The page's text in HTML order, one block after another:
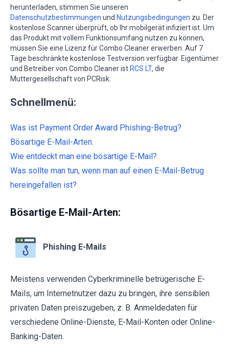
herunterladen, stimmen Sie unseren
Datenschutzbestimmungen und Nutzungsbedingungen zu. Der
kostenlose Scanner überprüft, ob Ihr mobilgerät infiziert ist. Um
das Produkt mit vollem Funktionsumfang nutzen zu können,
müssen Sie eine Lizenz für Combo Cleaner erwerben. Auf 7
Tage beschränkte kostenlose Testversion verfügbar. Eigentümer
und Betreiber von Combo Cleaner ist RCS LT, die
Muttergesellschaft von PCRisk.
Schnellmenü:
Was ist Payment Order Award Phishing-Betrug?
Bösartige E-Mail-Arten.
Wie entdeckt man eine bösartige E-Mail?
Was sollte man tun, wenn man auf einen E-Mail-Betrug
hereingefallen ist?
Bösartige E-Mail-Arten:
Phishing E-Mails
Meistens verwenden Cyberkriminelle betrügerische E-
Mails, um Internetnutzer dazu zu bringen, ihre sensiblen
privaten Daten preiszugeben, z. B. Anmeldedaten für
verschiedene Online-Dienste, E-Mail-Konten oder Online-
Banking-Daten.